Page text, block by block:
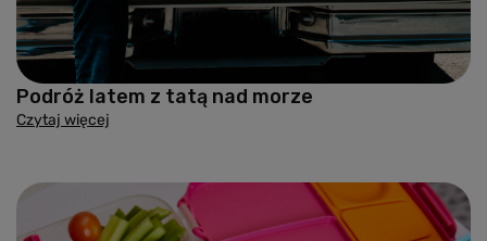
Podróż latem z tatą nad morze
Czytaj więcej